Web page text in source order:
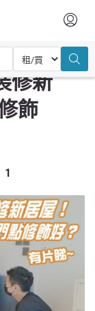
？（附影片）
修新
飾
1